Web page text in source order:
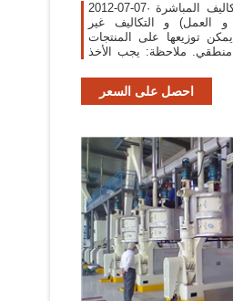
2012-07-07· تتضمن هذه التكلفة التكاليف المباشرة
و العمل) و التكاليف غير
يمكن توزيعها على المنتجات
ملاحظة: يجب الأخذ
احصل على السعر